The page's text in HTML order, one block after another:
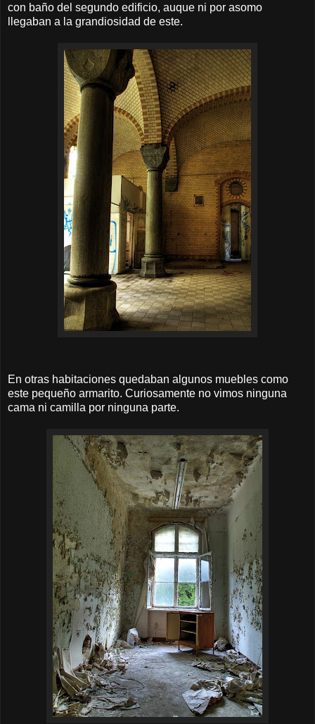
con baño del segundo edificio, auque ni por asomo
llegaban a la grandiosidad de este.
En otras habitaciones quedaban algunos muebles como
este pequeño armarito. Curiosamente no vimos ninguna
cama ni camilla por ninguna parte.